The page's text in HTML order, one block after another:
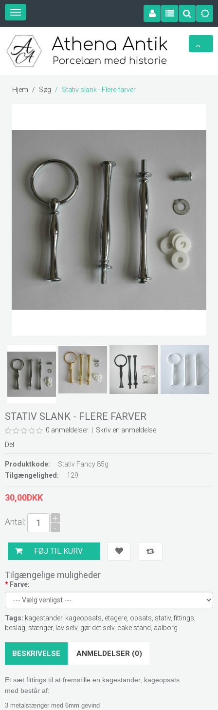
Hjem Søg Stativ slank - Flere farver
STATIV SLANK - FLERE FARVER
0 anmeldelser
Skriv en anmeldelse
Del
Produktkode:
Stativ Fancy 85g
Tilgængelighed:
129
30,00DKK
Antal: +
-
Tilgængelige muligheder
* Farve:
Tags: kagestander, kageopsats etagere opsats stativ, fittings
beslag stænger, lav selv, gør det selv, cake stand aalborg
BESKRIVELSE ANMELDELSER (0)
Et sæt fittings til at fremstille en kagestander, kageopsats
med består af:
3 metalstænger med 6mm gevind